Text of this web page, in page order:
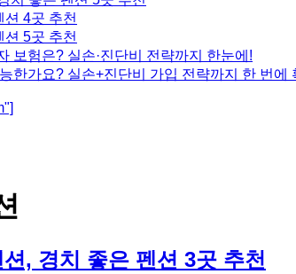
4곳 추천
5곳 추천
보험은? 실손·진단비 전략까지 한눈에!
한가요? 실손+진단비 가입 전략까지 한 번에
, 경치 좋은 펜션 3곳 추천